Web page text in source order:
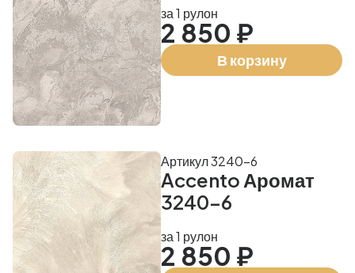
за 1 рулон
2 850 ₽
В корзину
Accento Аромат
3240-6
Артикул 3240-6
за 1 рулон
2 850 ₽